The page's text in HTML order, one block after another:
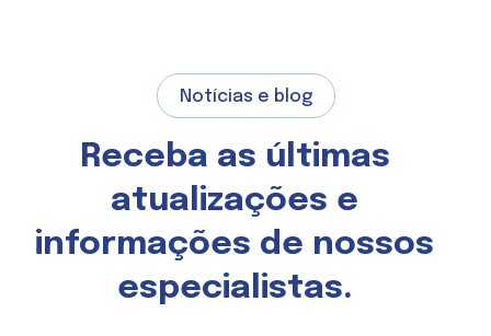
Notícias e blog
Receba as últimas
atualizações e
informações de nossos
especialistas.